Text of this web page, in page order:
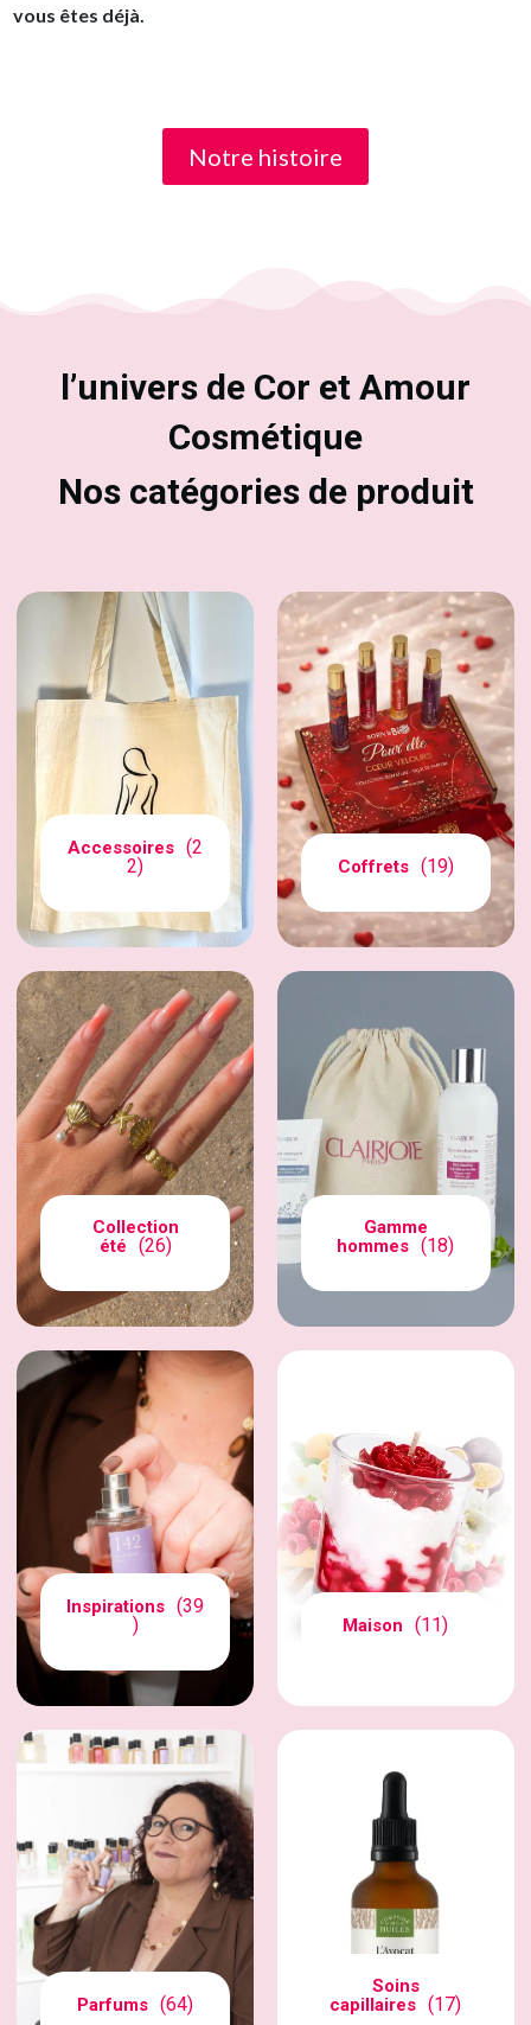
vous êtes déjà.
Notre histoire
l’univers de Cor et Amour
Cosmétique
Nos catégories de produit
Accessoires (2
2)
Coffrets (19)
Collection
été
(26)
Gamme
hommes (18)
Inspirations (39
)
Maison (11)
Parfums (64)
Soins
capillaires (17)